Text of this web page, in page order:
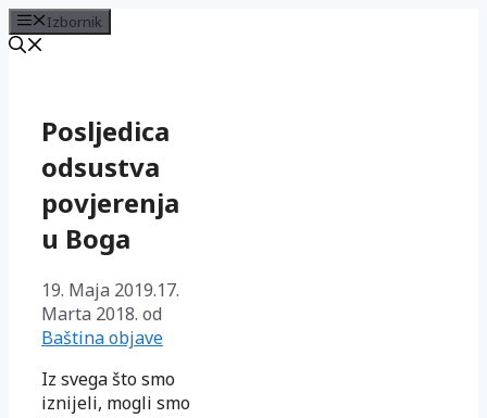
Izbornik
sadržajPosljedica
odsustva
povjerenja
u Boga
19. Maja 2019.17.
Marta 2018. od
Baština objave
Iz svega što smo
iznijeli, mogli smo